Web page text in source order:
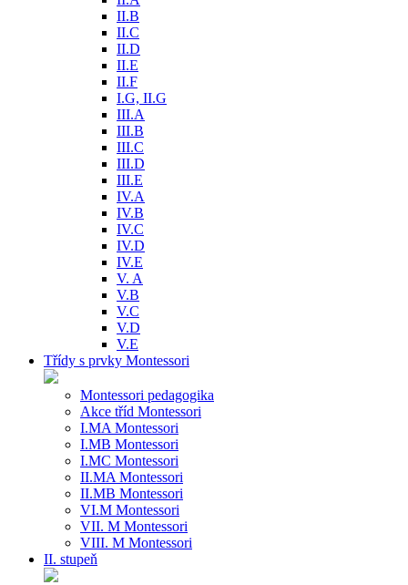
II.B
II.C
II.D
II.E
II.F
I.G, II.G
III.A
III.B
III.C
III.D
III.E
IV.A
IV.B
IV.C
IV.D
IV.E
V. A
V.B
V.C
V.D
V.E
Třídy s prvky Montessori
Montessori pedagogika
Akce tříd Montessori
I.MA Montessori
I.MB Montessori
I.MC Montessori
II.MA Montessori
II.MB Montessori
VI.M Montessori
VII. M Montessori
VIII. M Montessori
II. stupeň